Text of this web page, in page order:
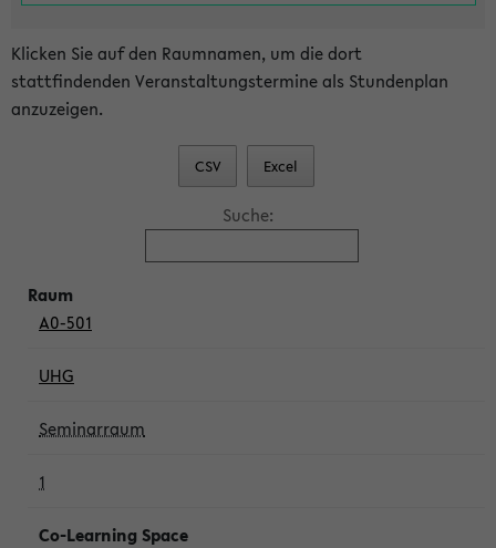
Klicken Sie auf den Raumnamen, um die dort
stattfindenden Veranstaltungstermine als Stundenplan
anzuzeigen.
CSV Excel
Suche:
A0-501
UHG
Seminarraum
1
Co-Learning Space